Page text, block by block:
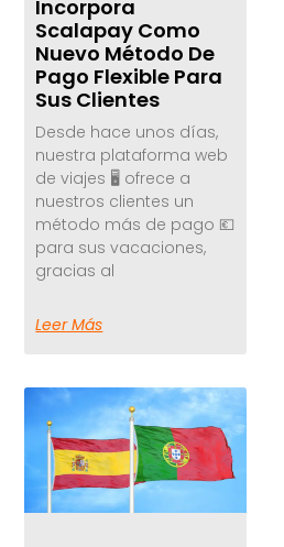
Incorpora
Scalapay Como
Nuevo Método De
Pago Flexible Para
Sus Clientes
Desde hace unos días,
nuestra plataforma web
de viajes 🖥️ ofrece a
nuestros clientes un
método más de pago 💶
para sus vacaciones,
gracias al
Leer Más